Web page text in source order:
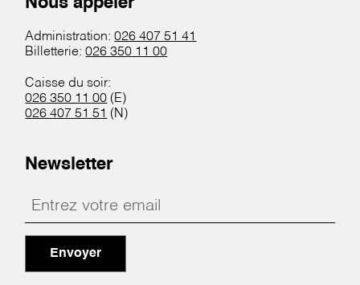
Administration:026 407 51 41
Billetterie:026 350 11 00
Caisse du soir:
026 350 11 00 (E)
026 407 51 51 (N)
Newsletter
Envoyer